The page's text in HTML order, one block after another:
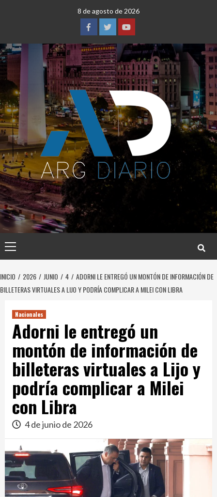
8 de agosto de 2026
Facebook
TwitterYouTube
principal
INICIO 2026 JUNIO 4
ADORNI LE ENTREGÓ UN MONTÓN DE INFORMACIÓN DE
BILLETERAS VIRTUALES A LIJO Y PODRÍA COMPLICAR A MILEI CON LIBRA
Nacionales
Adorni le entregó un
montón de información de
billeteras virtuales a Lijo y
podría complicar a Milei
con Libra
4 de junio de 2026